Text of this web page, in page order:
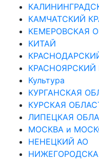
КАМЧАТСКИЙ
КЕМЕРОВСКАЯ
КИТАЙ
КРАСНОЯРСКИЙ
Культура
КУРГАНСКАЯ
КУРСКАЯ
ЛИПЕЦКАЯ
МОСКВА и
НЕНЕЦКИЙ АО